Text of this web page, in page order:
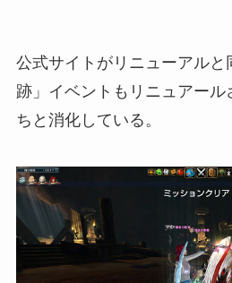
公式サイトがリニューアルと
跡」イベントもリニュアー
ちと消化している。